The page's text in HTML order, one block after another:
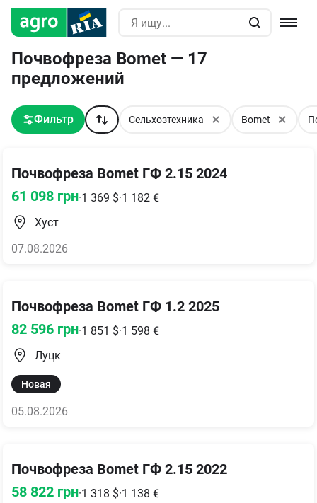
Почвофреза Bomet — 17
предложений
Фильтр Сельхозтехника Bomet
Почвофреза Bomet ГФ 2.15 2024
61 098 грн·1 369 $·1 182 €
Хуст
07.08.2026
Почвофреза Bomet ГФ 1.2 2025
82 596 грн·1 851 $·1 598 €
Луцк
Новая
05.08.2026
Почвофреза Bomet ГФ 2.15 2022
58 822 грн·1 318 $·1 138 €